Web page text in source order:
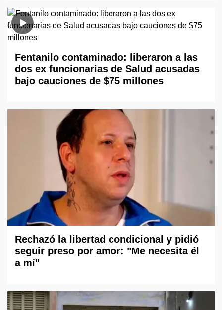
Fentanilo contaminado: liberaron a las
dos ex funcionarias de Salud acusadas
bajo cauciones de $75 millones
Rechazó la libertad condicional y pidió
seguir preso por amor: "Me necesita él
a mí"